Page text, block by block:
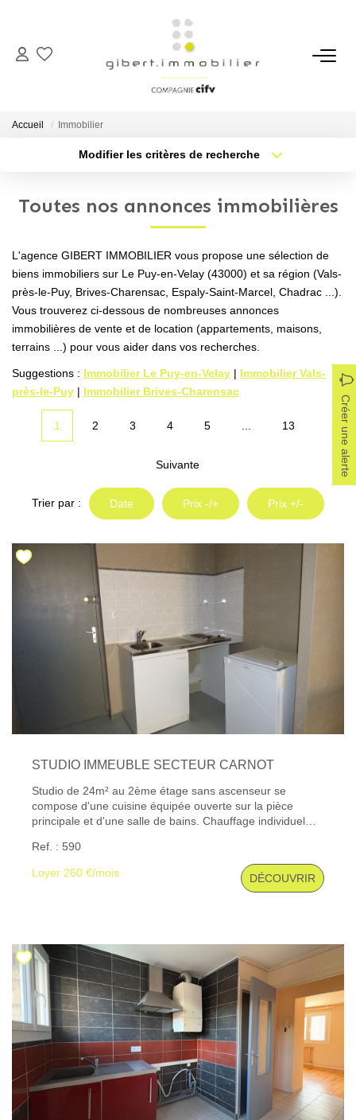
ACHETER
Immeubles
Terrains
LOUER
Appartements
Locaux Professionnels
Maisons
Dossier De Candidature
NOTRE AGENCE
Nos Services
Newsletters
Nous Rejoindre
Accueil Immobilier
Modifier les critères de recherche
Type de bien
Budget max Plus de critères
Créer une alerte
Toutes nos annonces immobilières
L'agence GIBERT IMMOBILIER vous propose une sélection de
biens immobiliers sur Le Puy-en-Velay (43000) et sa région (Vals-
près-le-Puy, Brives-Charensac, Espaly-Saint-Marcel, Chadrac ...).
Vous trouverez ci-dessous de nombreuses annonces
immobilières de vente et de location (appartements, maisons,
terrains ...) pour vous aider dans vos recherches.
Suggestions : Immobilier Le Puy-en-Velay | Immobilier Vals-
près-le-Puy | Immobilier Brives-Charensac
Créer une alerte
1 2 3 4 5 13
Suivante
Trier par : Date Prix -/+ Prix +/-
STUDIO IMMEUBLE SECTEUR CARNOT
Studio de 24m² au 2ème étage sans ascenseur se
compose d'une cuisine équipée ouverte sur la pièce
principale et d'une salle de bains. Chauffage individuel
sur les risques auxquels ce bien est exposé sont
disponibles sur le site Géorisques : www. georisques.
gouv. fr
Ref. : 590
Loyer 260 €/mois DÉCOUVRIR